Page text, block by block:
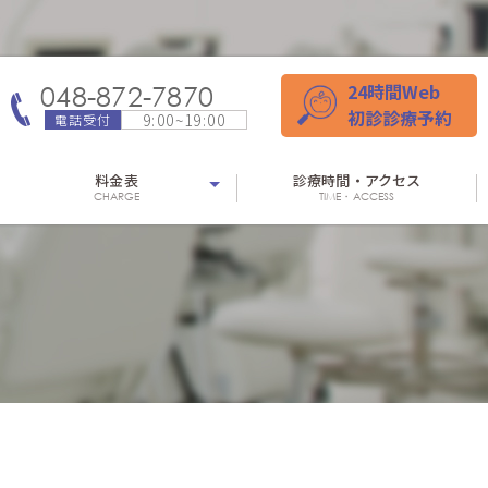
048-872-7870
電話受付 9:00~19:00
24時間Web
初診診療予約
料金表
CHARGE
診療時間・アクセス
TIME・ACCESS